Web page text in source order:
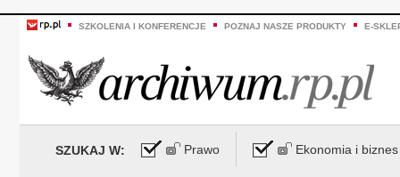
SZKOLENIA I KONFERENCJE POZNAJ NASZE PRODUKTY E-
SZUKAJ W: Prawo Ekonomia i biznes